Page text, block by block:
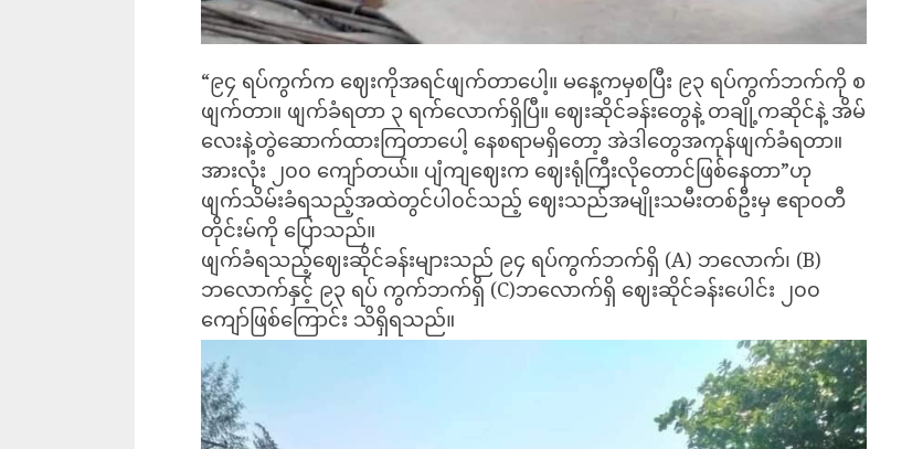
“၉၄ ရပ်ကွက်က ဈေးကိုအရင်ဖျက်တာပေါ့။ မနေ့ကမှစပြီး ၉၃ ရပ်ကွက်ဘက်ကို စ
ဖျက်တာ။ ဖျက်ခံရတာ ၃ ရက်လောက်ရှိပြီ။ ဈေးဆိုင်ခန်းတွေနဲ့ တချို့ကဆိုင်နဲ့ အိမ်
လေးနဲ့တွဲဆောက်ထားကြတာပေါ့ နေစရာမရှိတော့ အဲဒါတွေအကုန်ဖျက်ခံရတာ။
အားလုံး ၂၀၀ ကျော်တယ်။ ပျံကျဈေးက ဈေးရုံကြီးလိုတောင်ဖြစ်နေတာ”ဟု
ဖျက်သိမ်းခံရသည့်အထဲတွင်ပါ၀င်သည့် ဈေးသည်အမျိုးသမီးတစ်ဦးမှ ဧရာ၀တီ
တိုင်းမ်ကို ပြောသည်။
ဖျက်ခံရသည့်ဈေးဆိုင်ခန်းများသည် ၉၄ ရပ်ကွက်ဘက်ရှိ (A) ဘလောက်၊ (B)
ဘလောက်နှင့် ၉၃ ရပ် ကွက်ဘက်ရှိ (C)ဘလောက်ရှိ ဈေးဆိုင်ခန်းပေါင်း ၂၀၀
ကျော်ဖြစ်ကြောင်း သိရှိရသည်။